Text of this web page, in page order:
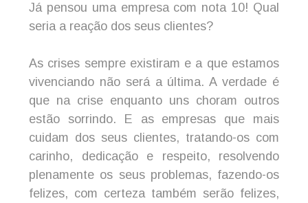
Já pensou uma empresa com nota 10! Qual
seria a reação dos seus clientes?
As crises sempre existiram e a que estamos
vivenciando não será a última. A verdade é
que na crise enquanto uns choram outros
estão sorrindo. E as empresas que mais
cuidam dos seus clientes, tratando-os com
carinho, dedicação e respeito, resolvendo
plenamente os seus problemas, fazendo-os
felizes, com certeza também serão felizes,